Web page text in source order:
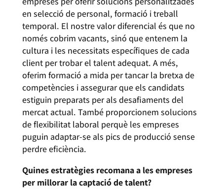
en selecció de personal, formació i treball
temporal. El nostre valor diferencial és que no
només cobrim vacants, sinó que entenem la
cultura i les necessitats específiques de cada
client per trobar el talent adequat. A més,
oferim formació a mida per tancar la bretxa de
competències i assegurar que els candidats
estiguin preparats per als desafiaments del
mercat actual. També proporcionem solucions
de flexibilitat laboral perquè les empreses
puguin adaptar-se als pics de producció sense
perdre eficiència.
Quines estratègies recomana a les empreses
per millorar la captació de talent?